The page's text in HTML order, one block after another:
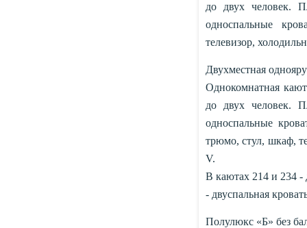
до двух человек.
односпальные
телевизор,
Двухместная
Однокомнатная
до двух человек.
односпальные
трюмо, стул, шкаф,
V.
В каютах 214 и 234 -
- двуспальная
Полулюкс «Б» без